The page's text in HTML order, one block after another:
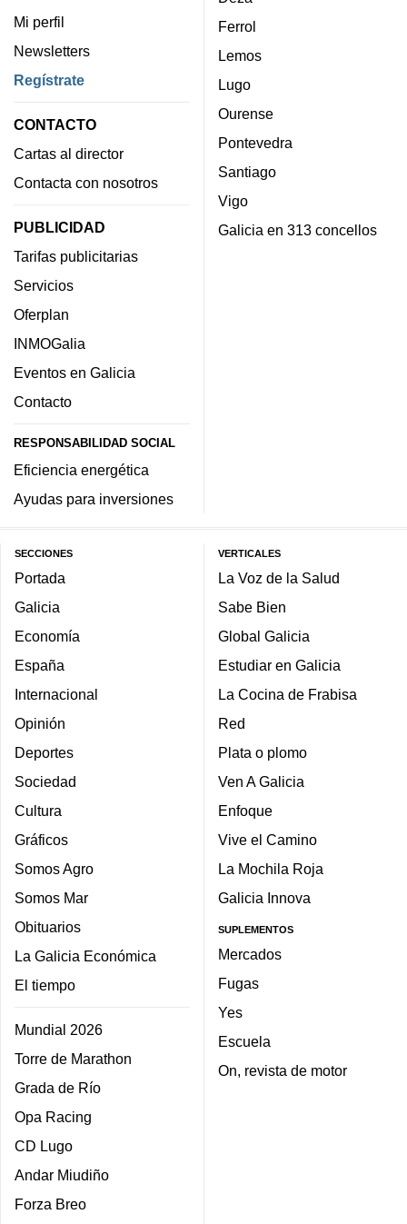
Mi perfil
Newsletters
Regístrate
CONTACTO
Cartas al director
Contacta con nosotros
PUBLICIDAD
Tarifas publicitarias
Servicios
Oferplan
INMOGalia
Eventos en Galicia
Contacto
RESPONSABILIDAD SOCIAL
Eficiencia energética
Ayudas para inversiones
Ferrol
Lemos
Lugo
Ourense
Pontevedra
Santiago
Vigo
Galicia en 313 concellos
SECCIONES
Portada
Galicia
Economía
España
Internacional
Opinión
Deportes
Sociedad
Cultura
Gráficos
Somos Agro
Somos Mar
Obituarios
La Galicia Económica
El tiempo
Mundial 2026
Torre de Marathon
Grada de Río
Opa Racing
CD Lugo
Andar Miudiño
Forza Breo
VERTICALES
La Voz de la Salud
Sabe Bien
Global Galicia
Estudiar en Galicia
La Cocina de Frabisa
Red
Plata o plomo
Ven A Galicia
Enfoque
Vive el Camino
La Mochila Roja
Galicia Innova
SUPLEMENTOS
Mercados
Fugas
Yes
Escuela
On, revista de motor